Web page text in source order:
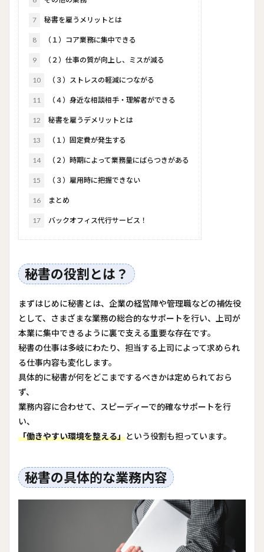
7 秘書を雇うメリットとは
8 （１）コア業務に集中できる
9 （２）仕事の質が向上し、ミスが減る
10 （３）ストレスの軽減につながる
11 （４）身近な相談相手・理解者ができる
12 秘書を雇うデメリットとは
13 （１）固定費が発生する
14 （２）時期によって業務量にばらつきがある
15 （３）雇用時に把握できない
16 まとめ
17 バックオフィス代行サービス！
秘書の役割とは？
まずはじめに秘書とは、企業の経営陣や管理職などの補佐役
として、さまざまな業務の総合的なサポートを行い、上司が
本業に集中できるように裏で支える重要な存在です。
秘書の仕事は多岐にわたり、担当する上司によって求められ
る仕事内容も変化します。
具体的に秘書が何をどこまでするべきかは定められておら
ず、
業務内容に合わせて、スピーディーで的確なサポートを行
い、
「働きやすい環境を整える」という役割も担っています。
秘書の具体的な業務内容